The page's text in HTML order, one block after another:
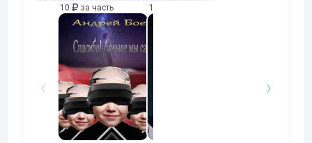
10 за часть 10